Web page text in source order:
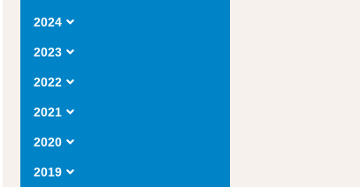
2024
2023
2022
2021
2020
2019